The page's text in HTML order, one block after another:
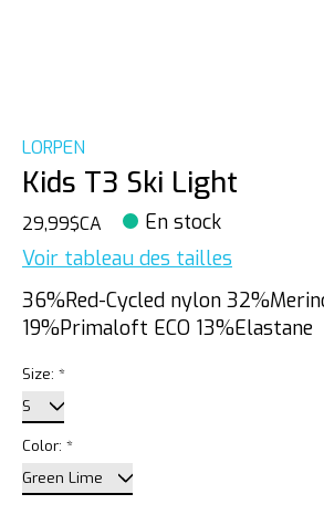
LORPEN
Kids T3 Ski Light
29,99$CA En stock
Voir tableau des tailles
36%Red-Cycled nylon
19%Primaloft ECO 13%Elastane
Size: *
Color: *